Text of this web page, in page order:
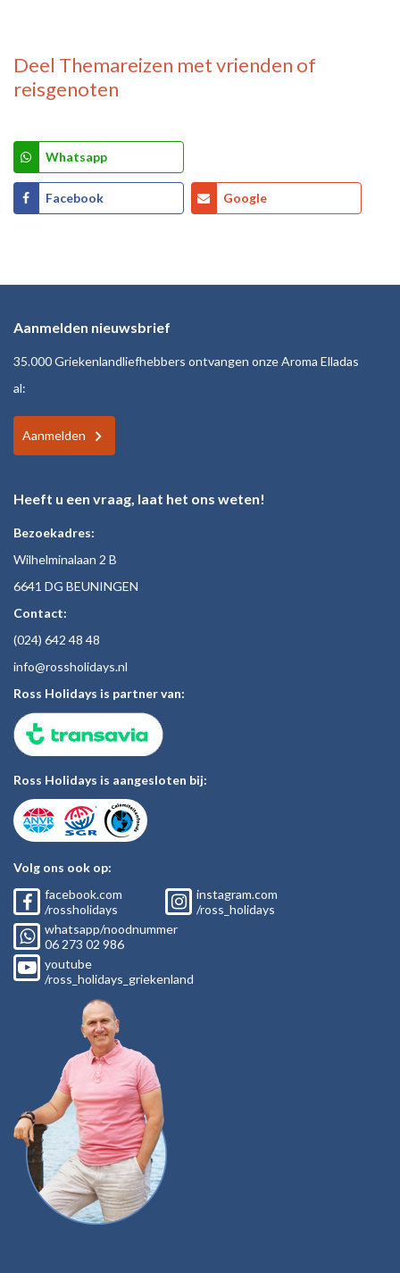
Deel Themareizen met vrienden of
reisgenoten
Whatsapp
Facebook Google
Aanmelden nieuwsbrief
35.000 Griekenlandliefhebbers ontvangen onze Aroma Elladas
al:
Aanmelden
Heeft u een vraag, laat het ons weten!
Bezoekadres:
Wilhelminalaan 2 B
6641 DG BEUNINGEN
Contact:
(024) 642 48 48
info@rossholidays.nl
Ross Holidays is partner van:
Ross Holidays is aangesloten bij:
Volg ons ook op:
facebook.com
/rossholidays
instagram.com
/ross_holidays
whatsapp/noodnummer
06 273 02 986
youtube
/ross_holidays_griekenland